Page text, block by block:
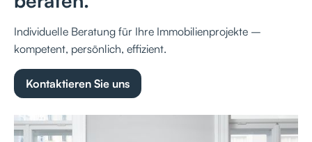
Individuelle Beratung für Ihre Immobilienprojekte –
kompetent, persönlich, effizient.
Kontaktieren Sie uns